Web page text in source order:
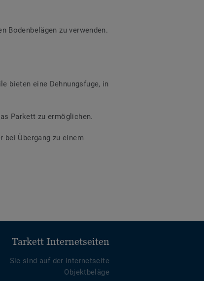
Bodenbelägen zu verwenden.
bieten eine Dehnungsfuge, in
Parkett zu ermöglichen.
bei Übergang zu einem
Tarkett Internetseiten
Sie sind auf der Internetseite
Objektbeläge